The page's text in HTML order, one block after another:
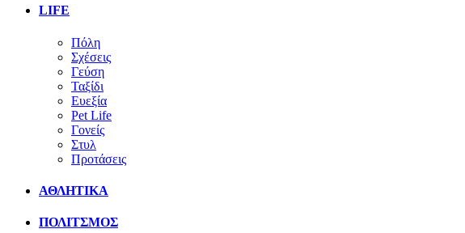
LIFE
Πόλη
Σχέσεις
Γεύση
Ταξίδι
Ευεξία
Pet Life
Γονείς
Στυλ
Προτάσεις
ΑΘΛΗΤΙΚΑ
ΠΟΛΙΤΣΜΟΣ